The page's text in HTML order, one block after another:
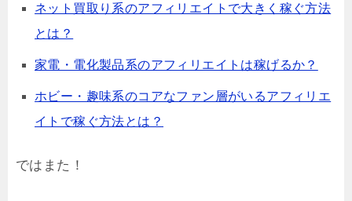
ネット買取り系のアフィリエイトで大きく稼ぐ方法
とは？
家電・電化製品系のアフィリエイトは稼げるか？
ホビー・趣味系のコアなファン層がいるアフィリエ
イトで稼ぐ方法とは？
ではまた！